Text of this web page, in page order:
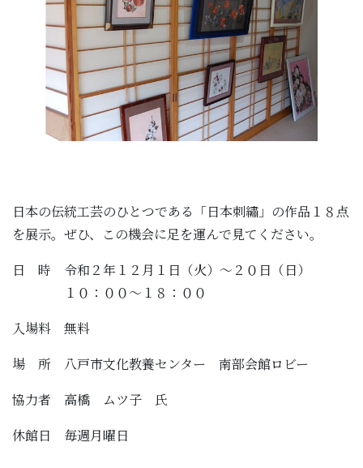
日本の伝統工芸のひとつである「日本刺繡」の作品１８点
を展示。ぜひ、この機会に足を運んで見てください。
日 時 令和２年１２月１日（火）～２０日（日）
１０：００～１８：００
入場料 無料
場 所 八戸市文化教養センター 南部会館ロビー
協力者 高橋 ムツ子 氏
休館日 毎週月曜日